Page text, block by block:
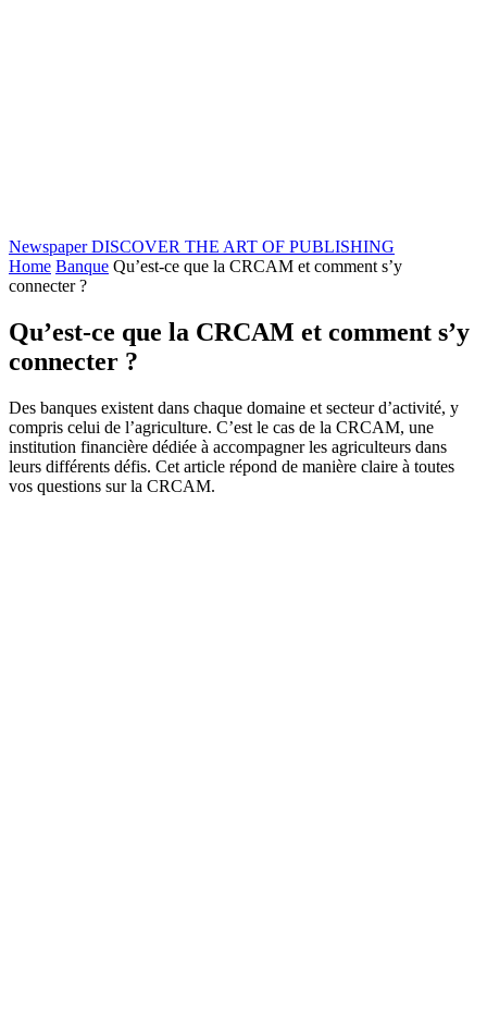
Newspaper DISCOVER THE ART OF PUBLISHING
Home Banque Qu’est-ce que la CRCAM et comment s’y
connecter ?
Qu’est-ce que la CRCAM et comment s’y
connecter ?
Des banques existent dans chaque domaine et secteur d’activité, y
compris celui de l’agriculture. C’est le cas de la CRCAM, une
institution financière dédiée à accompagner les agriculteurs dans
leurs différents défis. Cet article répond de manière claire à toutes
vos questions sur la CRCAM.